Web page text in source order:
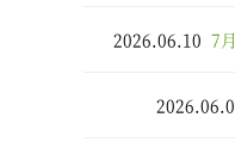
2026.06.10 7